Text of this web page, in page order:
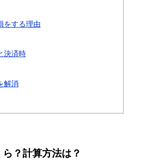
をする理由
決済時
解消
？計算方法は？